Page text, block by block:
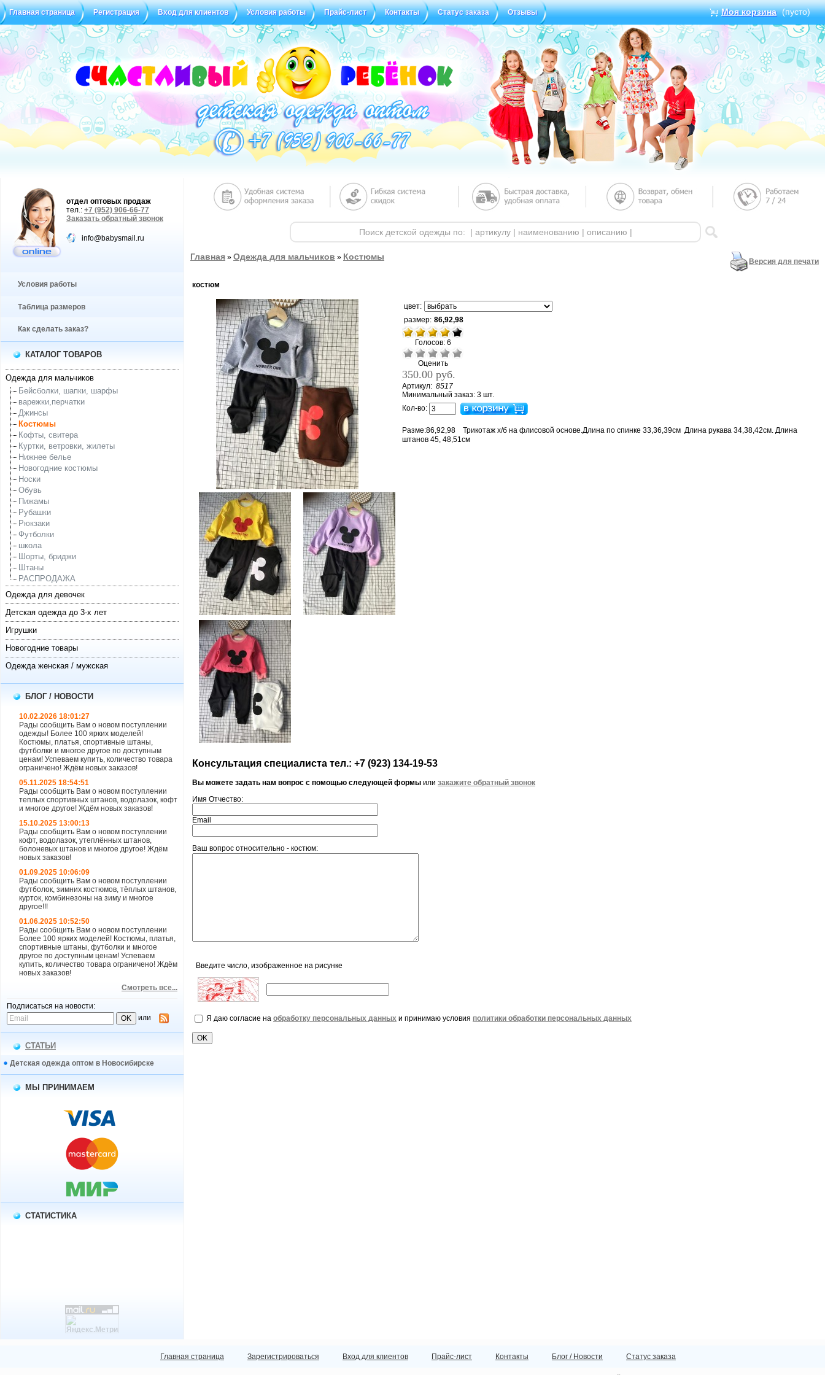
Главная страница Регистрация Вход для клиентов Условия работы Прайс-лист Контакты Статус заказа Отзывы Моя корзина (пусто)
отдел оптовых продаж
тел.: +7 (952) 906-66-77
Заказать обратный звонок
info@babysmail.ru
Условия работы
Таблица размеров
Как сделать заказ?
КАТАЛОГ ТОВАРОВ
Одежда для мальчиков
Бейсболки, шапки, шарфы
варежки,перчатки
Джинсы
Костюмы
Кофты, свитера
Куртки, ветровки, жилеты
Нижнее белье
Новогодние костюмы
Носки
Обувь
Пижамы
Рубашки
Рюкзаки
Футболки
школа
Шорты, бриджи
Штаны
РАСПРОДАЖА
Одежда для девочек
Детская одежда до 3-х лет
Игрушки
Новогодние товары
Одежда женская / мужская
БЛОГ / НОВОСТИ
10.02.2026 18:01:27
Рады сообщить Вам о новом поступлении
одежды! Более 100 ярких моделей!
Костюмы, платья, спортивные штаны,
футболки и многое другое по доступным
ценам! Успеваем купить, количество товара
ограничено! Ждём новых заказов!
05.11.2025 18:54:51
Рады сообщить Вам о новом поступлении
теплых спортивных штанов, водолазок, кофт
и многое другое! Ждём новых заказов!
15.10.2025 13:00:13
Рады сообщить Вам о новом поступлении
кофт, водолазок, утеплённых штанов,
болоневых штанов и многое другое! Ждём
новых заказов!
01.09.2025 10:06:09
Рады сообщить Вам о новом поступлении
футболок, зимних костюмов, тёплых штанов,
курток, комбинезоны на зиму и многое
другое!!!
01.06.2025 10:52:50
Рады сообщить Вам о новом поступлении
Более 100 ярких моделей! Костюмы, платья,
спортивные штаны, футболки и многое
другое по доступным ценам! Успеваем
купить, количество товара ограничено! Ждём
новых заказов!
Смотреть все...
Подписаться на новости:
или
СТАТЬИ
Детская одежда оптом в Новосибирске
МЫ ПРИНИМАЕМ
СТАТИСТИКА
Главная » Одежда для мальчиков » Костюмы Версия для печати
костюм
цвет:
размер: 86,92,98
Голосов: 6
Оценить
350.00 руб.
Артикул: 8517
Минимальный заказ: 3 шт.
Кол-во:
Разме:86,92,98 Трикотаж х/б на флисовой основе.Длина по спинке 33,36,39см Длина рукава 34,38,42см. Длина
штанов 45, 48,51см
Консультация специалиста тел.: +7 (923) 134-19-53
Вы можете задать нам вопрос с помощью следующей формы или закажите обратный звонок
Имя Отчество:
Email
Ваш вопрос относительно - костюм:
Введите число, изображенное на рисунке
Я даю согласие на обработку персональных данных и принимаю условия политики обработки персональных данных
Главная страница Зарегистрироваться Вход для клиентов Прайс-лист Контакты Блог / Новости Статус заказа